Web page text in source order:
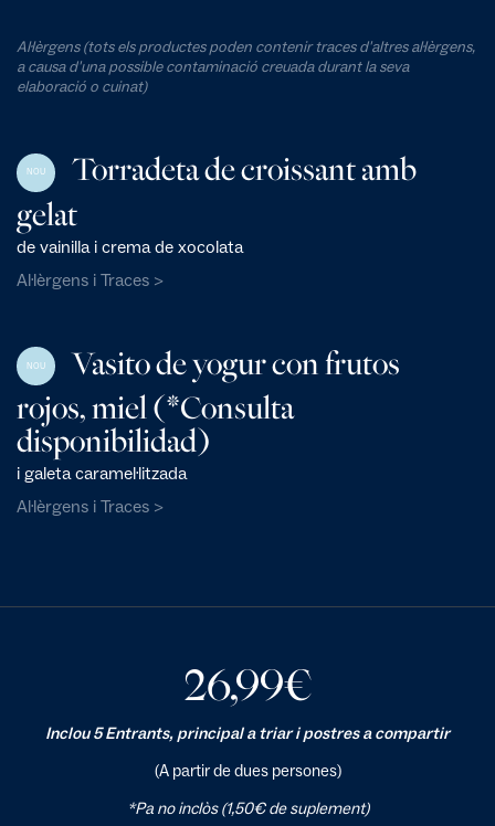
Al·lèrgens (tots els productes poden contenir traces d'altres al·lèrgens,
a causa d'una possible contaminació creuada durant la seva
elaboració o cuinat)
NOU
Torradeta de croissant amb
gelat
de vainilla i crema de xocolata
Al·lèrgens i Traces >
NOU
Vasito de yogur con frutos
rojos, miel (*Consulta
disponibilidad)
i galeta caramel·litzada
Al·lèrgens i Traces >
26,99€
Inclou 5 Entrants, principal a triar i postres a compartir
(A partir de dues persones)
*Pa no inclòs (1,50€ de suplement)